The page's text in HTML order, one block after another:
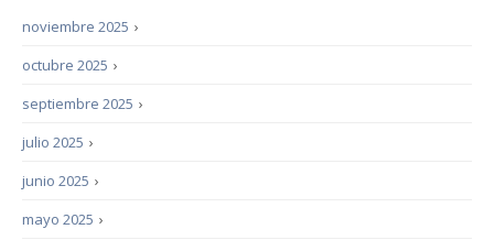
›
noviembre 2025
›
octubre 2025
›
septiembre 2025
›
julio 2025
›
junio 2025
›
mayo 2025